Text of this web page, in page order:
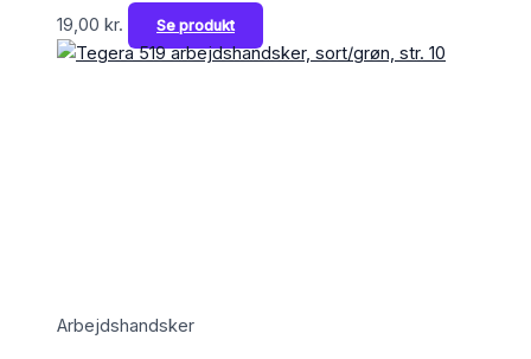
19,00 kr. Se produkt
Arbejdshandsker